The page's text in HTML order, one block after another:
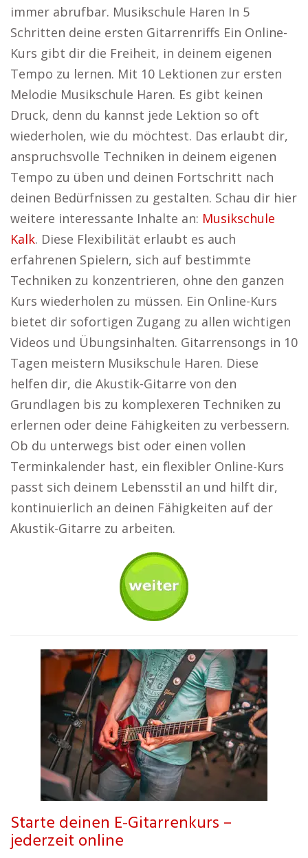
immer abrufbar. Musikschule Haren In 5
Schritten deine ersten Gitarrenriffs Ein Online-
Kurs gibt dir die Freiheit, in deinem eigenen
Tempo zu lernen. Mit 10 Lektionen zur ersten
Melodie Musikschule Haren. Es gibt keinen
Druck, denn du kannst jede Lektion so oft
wiederholen, wie du möchtest. Das erlaubt dir,
anspruchsvolle Techniken in deinem eigenen
Tempo zu üben und deinen Fortschritt nach
deinen Bedürfnissen zu gestalten. Schau dir hier
weitere interessante Inhalte an: Musikschule
Kalk. Diese Flexibilität erlaubt es auch
erfahrenen Spielern, sich auf bestimmte
Techniken zu konzentrieren, ohne den ganzen
Kurs wiederholen zu müssen. Ein Online-Kurs
bietet dir sofortigen Zugang zu allen wichtigen
Videos und Übungsinhalten. Gitarrensongs in 10
Tagen meistern Musikschule Haren. Diese
helfen dir, die Akustik-Gitarre von den
Grundlagen bis zu komplexeren Techniken zu
erlernen oder deine Fähigkeiten zu verbessern.
Ob du unterwegs bist oder einen vollen
Terminkalender hast, ein flexibler Online-Kurs
passt sich deinem Lebensstil an und hilft dir,
kontinuierlich an deinen Fähigkeiten auf der
Akustik-Gitarre zu arbeiten.
Starte deinen E-Gitarrenkurs –
jederzeit online